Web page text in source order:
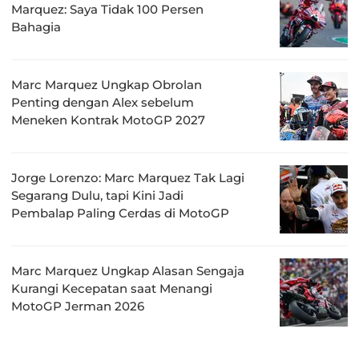
Marquez: Saya Tidak 100 Persen
Bahagia
Marc Marquez Ungkap Obrolan
Penting dengan Alex sebelum
Meneken Kontrak MotoGP 2027
Jorge Lorenzo: Marc Marquez Tak Lagi
Segarang Dulu, tapi Kini Jadi
Pembalap Paling Cerdas di MotoGP
Marc Marquez Ungkap Alasan Sengaja
Kurangi Kecepatan saat Menangi
MotoGP Jerman 2026